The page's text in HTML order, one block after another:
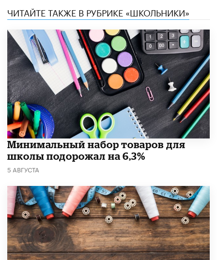
ЧИТАЙТЕ ТАКЖЕ В РУБРИКЕ «ШКОЛЬНИКИ»
Минимальный набор товаров для
школы подорожал на 6,3%
5 АВГУСТА